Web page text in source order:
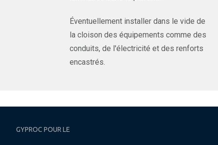
Éventuellement installer dans le vide de
la cloison des équipements comme des
conduits, de l'électricité et des renforts
encastrés.
GYPROC POUR LE